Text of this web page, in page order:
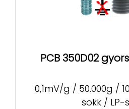
PCB 350D02
0,1mV/g / 50.000g /
sokk / LP-